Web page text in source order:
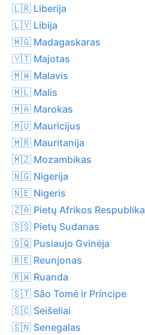
🇱🇷 Liberija
🇱🇾 Libija
🇲🇬 Madagaskaras
🇾🇹 Majotas
🇲🇼 Malavis
🇲🇱 Malis
🇲🇦 Marokas
🇲🇺 Mauricijus
🇲🇷 Mauritanija
🇲🇿 Mozambikas
🇳🇬 Nigerija
🇳🇪 Nigeris
🇿🇦 Pietų Afrikos Respublika
🇸🇸 Pietų Sudanas
🇬🇶 Pusiaujo Gvinėja
🇷🇪 Reunjonas
🇷🇼 Ruanda
🇸🇹 São Tomé ir Príncipe
🇸🇨 Seišeliai
🇸🇳 Senegalas